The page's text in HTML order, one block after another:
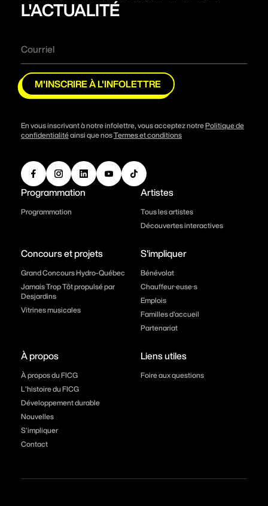
L'ACTUALITÉ
M'INSCRIRE À L'INFOLETTRE
En vous inscrivant à notre infolettre, vous acceptez notrePolitique de
confidentialitéainsi que nosTermes et conditions
Programmation
Programmation
Artistes
Tous les artistes
Découvertes interactives
Concours et projets
Grand Concours Hydro-Québec
Jamais Trop Tôt propulsé par
Desjardins
Vitrines musicales
S'impliquer
Bénévolat
Chauffeur·euse·s
Emplois
Familles d’accueil
Partenariat
À propos
À propos du FICG
L’histoire du FICG
Développement durable
Nouvelles
S’impliquer
Contact
Liens utiles
Foire aux questions